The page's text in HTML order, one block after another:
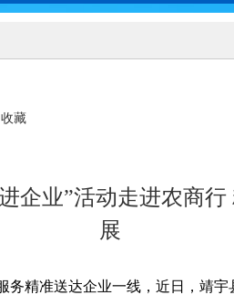
收藏
企业”活动走进农商
展
准送达企业一线，近日，靖宇